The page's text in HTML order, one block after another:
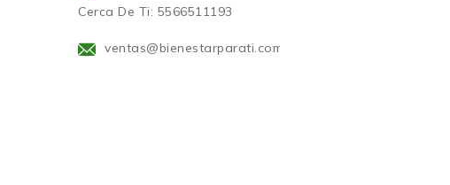
Cerca De Ti: 5566511193
ventas@bienestarparati.com.mx